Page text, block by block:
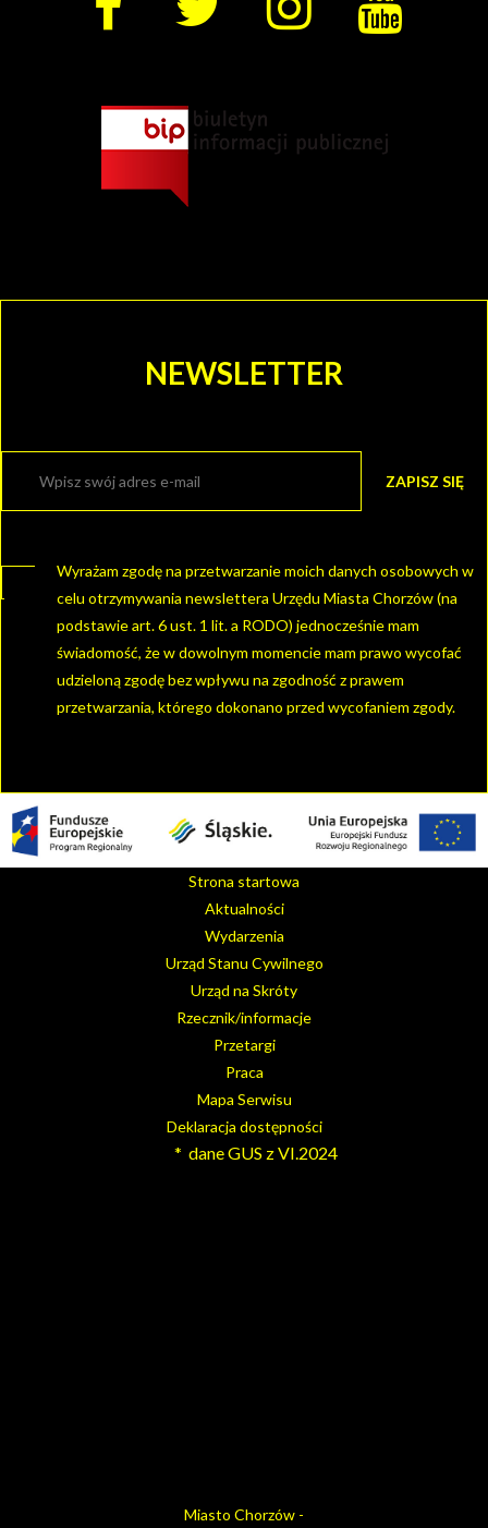
TEATR
CHORZOWSKIE
CENTRUM
KULTURY
NEWSLETTER
Wyrażam zgodę na przetwarzanie moich danych osobowych w
celu otrzymywania newslettera Urzędu Miasta Chorzów (na
podstawie art. 6 ust. 1 lit. a RODO) jednocześnie mam
świadomość, że w dowolnym momencie mam prawo wycofać
udzieloną zgodę bez wpływu na zgodność z prawem
przetwarzania, którego dokonano przed wycofaniem zgody.
Strona startowa
Aktualności
Wydarzenia
Urząd Stanu Cywilnego
Urząd na Skróty
Rzecznik/informacje
Przetargi
Praca
Mapa Serwisu
Deklaracja dostępności
* dane GUS z VI.2024
Miasto Chorzów -